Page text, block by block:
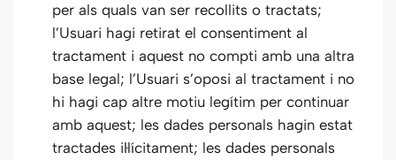
per als quals van ser recollits o tractats;
l’Usuari hagi retirat el consentiment al
tractament i aquest no compti amb una altra
base legal; l’Usuari s’oposi al tractament i no
hi hagi cap altre motiu legítim per continuar
amb aquest; les dades personals hagin estat
tractades il·lícitament; les dades personals